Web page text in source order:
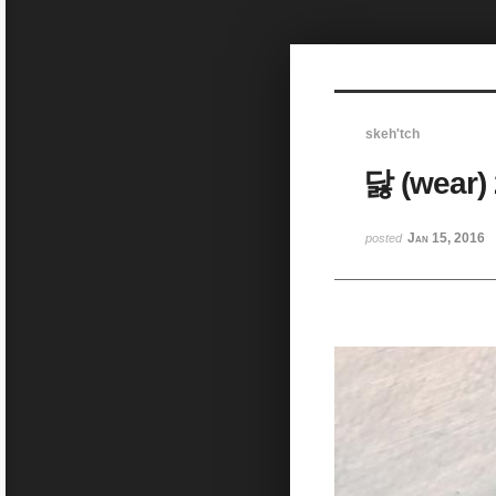
skeh'tch
닳 (wear)
posted Jan 15, 2016
Sketchbook5, 스케치북5
Sketchbook5, 스케치북5